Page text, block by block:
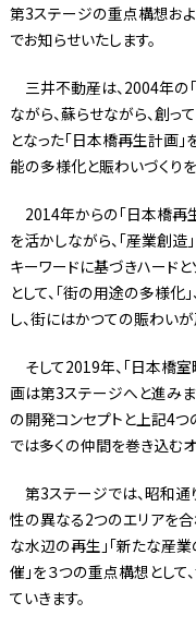
第3ステージの重点構想お
でお知らせいたします。
三井不動産は、2004年の
ながら、蘇らせながら、創っ
となった「日本橋再生計画
能の多様化と賑わいづくり
2014年からの「日本橋再
を活かしながら、「産業創造
キーワードに基づきハード
として、「街の用途の多様化
し、街にはかつての賑わいが
そして2019年、「日本橋
画は第3ステージへと進みま
の開発コンセプトと上記4
では多くの仲間を巻き込む
第3ステージでは、昭和通
性の異なる2つのエリアを合
な水辺の再生」「新たな産
催」を３つの重点構想とし
ていきます。